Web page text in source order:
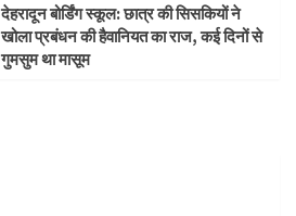
देहरादून बोर्डिंग स्कूल: छात्र की सिसकियों ने
खोला प्रबंधन की हैवानियत का राज, कई दिनों से
गुमसुम था मासूम